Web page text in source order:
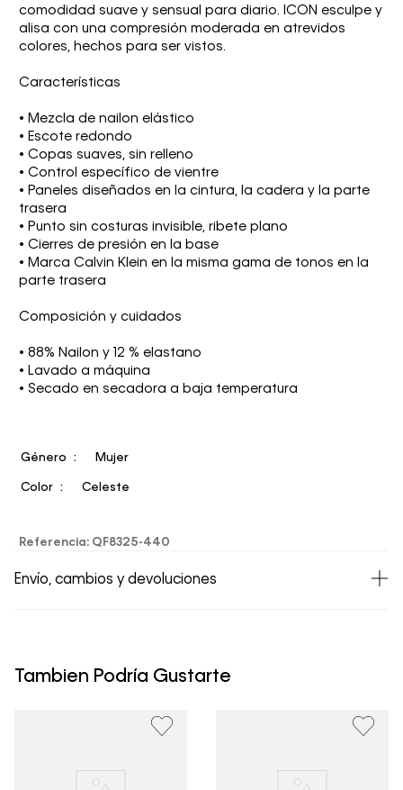
comodidad suave y sensual para diario. ICON esculpe y
alisa con una compresión moderada en atrevidos
colores, hechos para ser vistos.
Características
• Mezcla de nailon elástico
• Escote redondo
• Copas suaves, sin relleno
• Control específico de vientre
• Paneles diseñados en la cintura, la cadera y la parte
trasera
• Punto sin costuras invisible, ribete plano
• Cierres de presión en la base
• Marca Calvin Klein en la misma gama de tonos en la
parte trasera
Composición y cuidados
• 88% Nailon y 12 % elastano
• Lavado a máquina
• Secado en secadora a baja temperatura
Género Mujer
Color Celeste
Referencia: QF8325-440
Envío, cambios y devoluciones
un período de 30 días calendario tras la recepción.
clientes, no aceptamos devoluciones en ropa interior y
Tambien Podría Gustarte